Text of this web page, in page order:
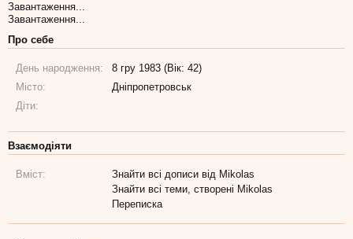
Завантаження...
Завантаження...
Про себе
День народження:
8 гру 1983 (Вік: 42)
Місто:
Дніпропетровськ
Діти:
Взаємодіяти
Вміст:
Знайти всі дописи від Mikolas
Знайти всі теми, створені Mikolas
Переписка